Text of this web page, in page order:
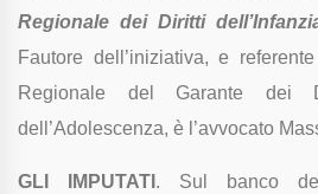
Regionale dei Diritti
Fautore dell’iniziativa, e
Regionale del Garante dei
dell’Adolescenza, è l’avvocato
GLI IMPUTATI . Sul banco